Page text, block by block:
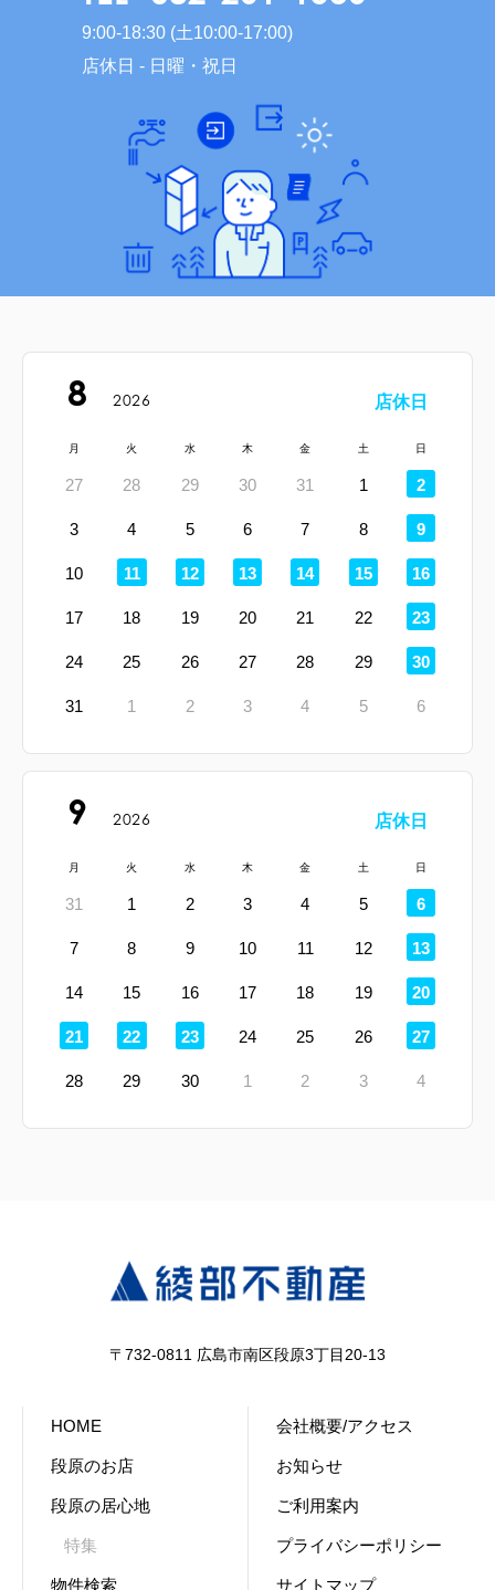
9:00-18:30 (土10:00-17:00)
店休日 - 日曜・祝日
8 2026 店休日
月 火 水 木 金 土 日
27 28 29 30 31 1 2
定
休
日
3 4 5 6 7 8 9
定
休
日
10 11
定
休
日
12
定
休
日
13
定
休
日
14
定
休
日
15
定
休
日
16
定
休
日
17 18 19 20 21 22 23
定
休
日
24 25 26 27 28 29 30
定
休
日
31 1 2 3 4 5 6
9 2026 店休日
月 火 水 木 金 土 日
31 1 2 3 4 5 6
定
休
日
7 8 9 10 11 12 13
定
休
日
14 15 16 17 18 19 20
定
休
日
21
定
休
日
22
定
休
日
23
定
休
日
24 25 26 27
定
休
日
28 29 30 1 2 3 4
〒732-0811 広島市南区段原3丁目20-13
HOME
段原のお店
段原の居心地
特集
物件検索
会社概要/アクセス
お知らせ
ご利用案内
プライバシーポリシー
サイトマップ